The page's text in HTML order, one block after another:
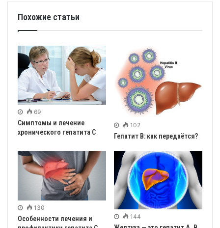
Похожие статьи
69
Симптомы и лечение
хронического гепатита С
102
Гепатит В: как передаётся?
130
Особенности лечения и
144